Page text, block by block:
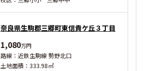
奈良県生駒郡三郷町東信貴ケ丘３丁目
1,080万円
路線：近鉄生駒線 勢野北口
土地面積：333.98㎡